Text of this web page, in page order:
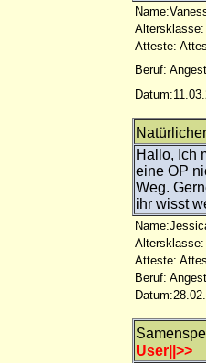
Altersklasse:
Atteste:
Beruf:
Hallo, Ich
eine OP
Weg.
ihr wisst
Altersklasse:
Atteste:
Beruf:
User||>>